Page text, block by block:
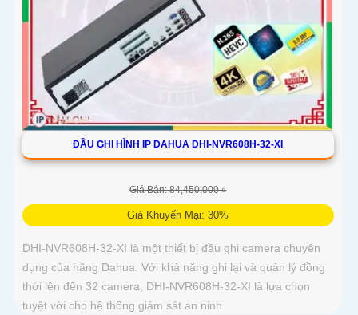
ĐẦU GHI HÌNH IP DAHUA DHI-NVR608H-32-XI
Giá Bán: 84,450,000 ₫
Giá Khuyến Mại: 30%
DHI-NVR608H-32-XI là một thiết bị đầu ghi camera chuyên
dụng của hãng Dahua. Với khả năng ghi lại và quản lý đồng
thời lên đến 32 camera, DHI-NVR608H-32-XI là lựa chọn
tuyệt vời cho hệ thống giám sát an ninh